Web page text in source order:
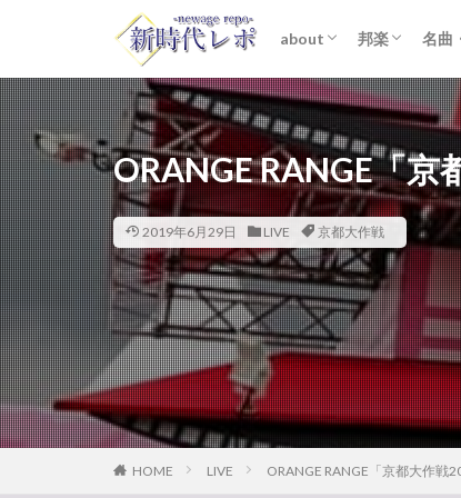
about
ライター紹介
プライバシーポリシー
免責事項
邦楽
STARTO
女性アイドル
K-POP
洋楽
名曲
お
歌
ORANGE RANGE「
2019年6月29日 LIVE 京都大作戦
HOME LIVE ORANGE RANGE「京都大作戦